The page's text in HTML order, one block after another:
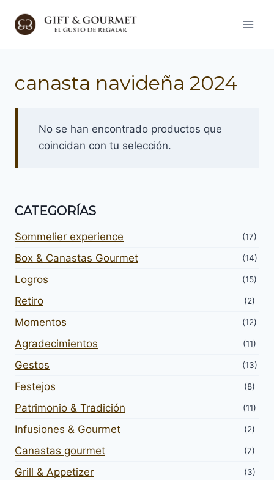
canasta navideña 2024
No se han encontrado productos que
coincidan con tu selección.
CATEGORÍAS
Sommelier experience (17)
Box & Canastas Gourmet (14)
Logros (15)
Retiro (2)
Momentos (12)
Agradecimientos (11)
Gestos (13)
Festejos (8)
Patrimonio & Tradición (11)
Infusiones & Gourmet (2)
Canastas gourmet (7)
Grill & Appetizer (3)